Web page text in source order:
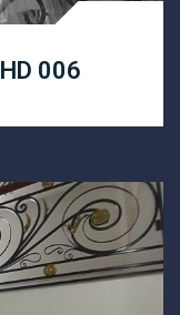
Lan Can Cầu Thang HD 006